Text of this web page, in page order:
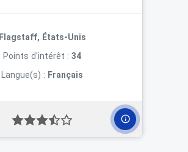
Flagstaff, États-Unis
Points d'intérêt : 34
Langue(s) : Français